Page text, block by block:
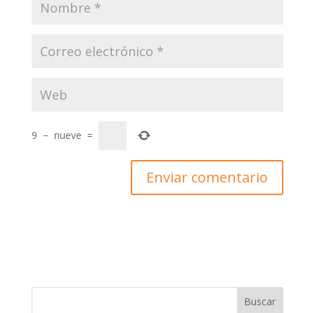
9 − nueve =